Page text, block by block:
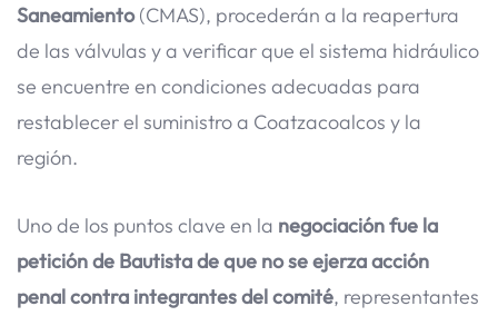
Saneamiento(CMAS), procederán a la reapertura
de las válvulas y a verificar que el sistema hidráulico
se encuentre en condiciones adecuadas para
restablecer el suministro a Coatzacoalcos y la
región.
Uno de los puntos clave en la negociación fue la
petición de Bautista de que no se ejerza acción
penal contra integrantes del comité, representantes